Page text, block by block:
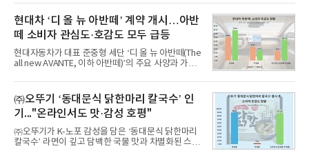
디교육, 대교, 디지
이 순으로 뒤를 이었다.7일 한국기업평판연구소(소장
구창환)는 산업통상자원부 공공기관 41개 브랜드를
대상으로 지난 7월 7일부터 8월 7일까지 수집된 소비
자 빅데이터 91,102,549건을 분석한 결과, 한국전력
공사가 브랜드평판지수 10,670,633을 기록하며 8월
1위에 올랐다고 밝혔다. 분석에 활용된 빅데이터는 지
난 7월(88,893,823건) 대비 2.48% 증가한 수치다.연
수력원자력, 한국석
현대차 ‘디 올 뉴 아반떼’ 계약 개시…아반
떼 소비자 관심도·호감도 모두 급등
현대자동차가 대표 준중형 세단 ‘디 올 뉴 아반떼(The
all new AVANTE, 이하 아반떼)’의 주요 사양과 가격
떼는 6년 만에 선보이는 8세대 완전변경 모델로, ▲정
교한 선과 면을 중심으로 완성한 파격적인 디자인 ▲
과거 중형 세단 수준으로 확대된 차체 제원 ▲글로벌
최고 수준의 안전성 ▲성능과 효율을 동시에 높인 주
행 완성도 ▲첨단 편의 및 디지털 사양 적용 등을 통해
글로벌 준중형 세단의 새로운 기준을 세웠다.아반떼
는 가솔린 2.0과 1.6 하이브리드 두 가지 파워트레인
㈜오뚜기 ‘동대문식 닭한마리 칼국수’ 인
기..."온라인서도 맛·감성 호평"
㈜오뚜기가 K-노포 감성을 담은 ‘동대문식 닭한마리
칼국수’ 라면이 깊고 담백한 국물 맛과 차별화된 스토